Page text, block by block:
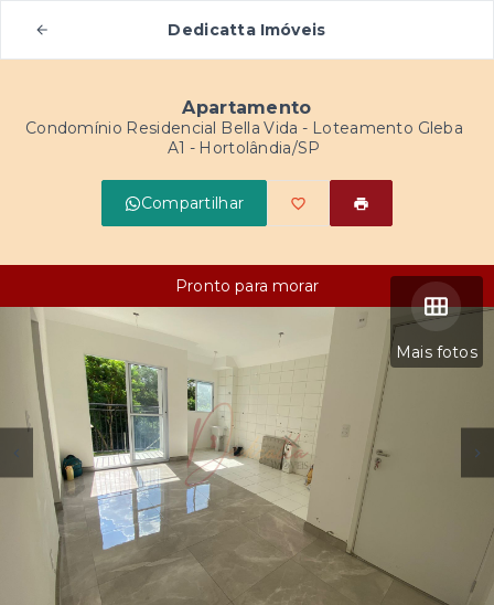
Dedicatta Imóveis
Apartamento
Condomínio Residencial Bella Vida - Loteamento Gleba
A1 - Hortolândia/SP
Compartilhar
Mais fotos
Pronto para morar